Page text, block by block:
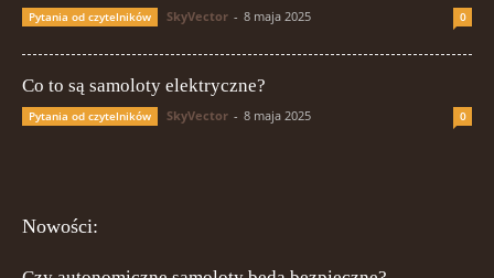
Pytania od czytelników SkyVector - 8 maja 2025 0
Co to są samoloty elektryczne?
Pytania od czytelników SkyVector - 8 maja 2025 0
Nowości: